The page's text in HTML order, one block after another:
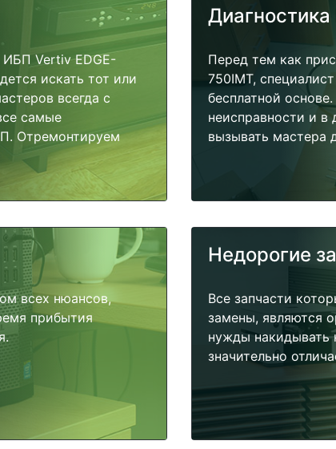
Vertiv EDGE-
искать тот или
всегда с
самые
Отремонтируем
Перед тем как
750IMT,
бесплатной
неисправности и
вызывать мастера
всех нюансов,
прибытия
Недорогие
Все запчасти
замены, являются
нужды накидывать
значительно